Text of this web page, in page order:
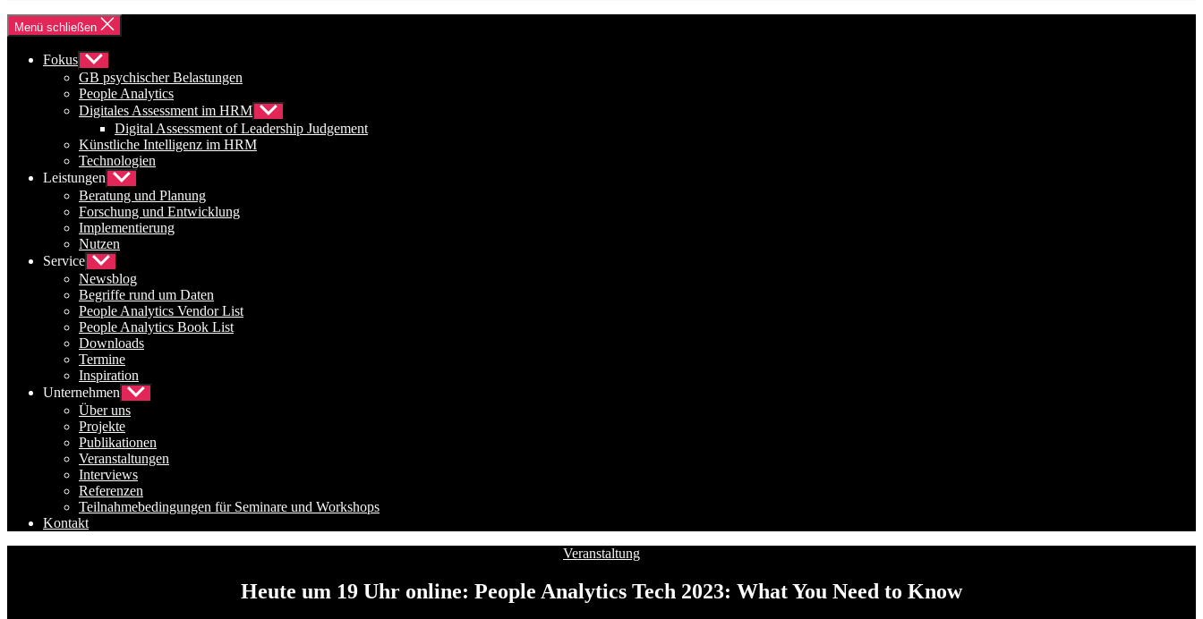
Menü schließen
Fokus Untermenü
anzeigen
GB psychischer Belastungen
People Analytics
Digitales Assessment im HRM Untermenü
anzeigen
Digital Assessment of Leadership Judgement
Künstliche Intelligenz im HRM
Technologien
Leistungen Untermenü
anzeigen
Beratung und Planung
Forschung und Entwicklung
Implementierung
Nutzen
Service Untermenü
anzeigen
Newsblog
Begriffe rund um Daten
People Analytics Vendor List
People Analytics Book List
Downloads
Termine
Inspiration
Unternehmen Untermenü
anzeigen
Über uns
Projekte
Publikationen
Veranstaltungen
Interviews
Referenzen
Teilnahmebedingungen für Seminare und Workshops
Kontakt
Kategorien
Veranstaltung
Heute um 19 Uhr online: People Analytics Tech 2023: What You Need to Know